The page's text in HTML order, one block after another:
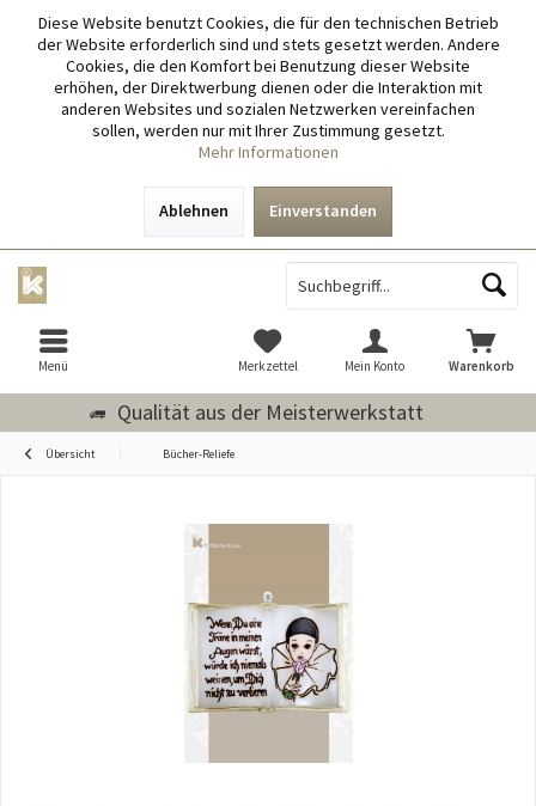
Diese Website benutzt Cookies, die für den technischen Betrieb
der Website erforderlich sind und stets gesetzt werden. Andere
Cookies, die den Komfort bei Benutzung dieser Website
erhöhen, der Direktwerbung dienen oder die Interaktion mit
anderen Websites und sozialen Netzwerken vereinfachen
sollen, werden nur mit Ihrer Zustimmung gesetzt.
Mehr Informationen
Ablehnen Einverstanden
Qualität aus der Meisterwerkstatt
Menü Warenkorb
Merkzettel Mein Konto
Übersicht Bücher-Reliefe